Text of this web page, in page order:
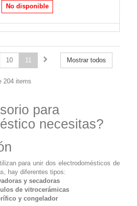
No disponible
Mostrar todos
10 11
204 items
para
necesitas?
para unir dos electrodomésticos de
hay diferentes tipos:
y secadoras
de vitrocerámicas
y congelador